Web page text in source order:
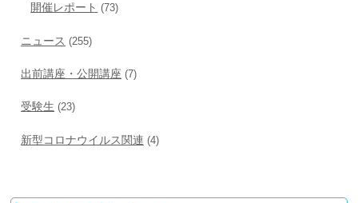
開催レポート (73)
ニュース (255)
出前講座・公開講座 (7)
受験生 (23)
新型コロナウイルス関連 (4)